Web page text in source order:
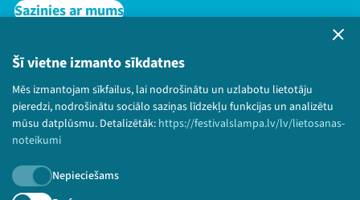
Šī vietne izmanto sīkdatnes
Mēs izmantojam sīkfailus, lai nodrošinātu un uzlabotu lietotāju
pieredzi, nodrošinātu sociālo saziņas līdzekļu funkcijas un analizētu
mūsu datplūsmu. Detalizētāk: https://festivalslampa.lv/lv/lietosanas-
noteikumi
Nepieciešams
Sazinies ar mums
Lietošanas noteikumi un sīkdatņu politika
Bērnu aizsardzības politika
© 2026 Sarunu festivāls LAMPA Visas tiesības
paturētas.